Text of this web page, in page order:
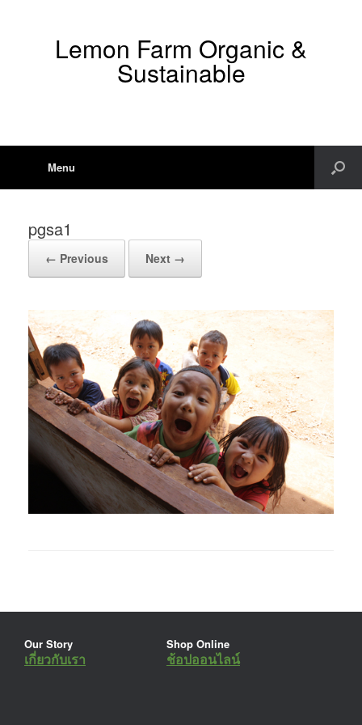
Lemon Farm Organic &
Sustainable
Menu
pgsa1
← Previous Next →
Our Story
เกี่ยวกับเรา
Shop Online
ช้อปออนไลน์